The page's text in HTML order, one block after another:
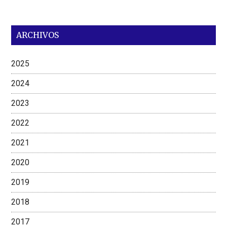
ARCHIVOS
2025
2024
2023
2022
2021
2020
2019
2018
2017